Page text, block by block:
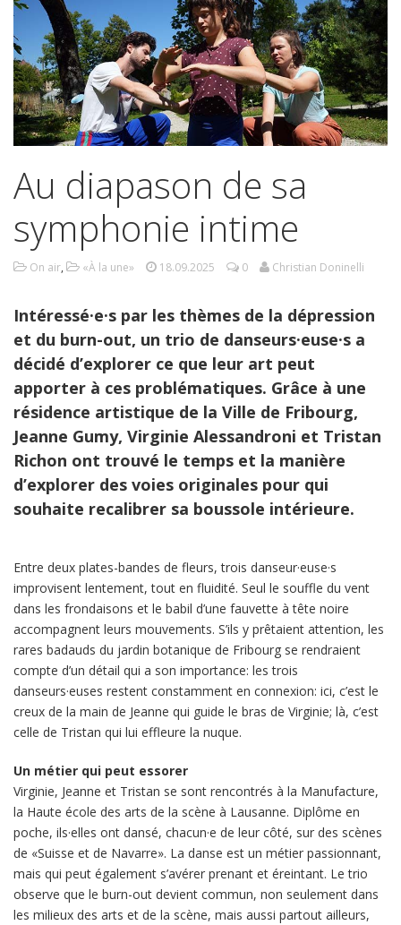
Au diapason de sa
symphonie intime
On air, «À la une» 18.09.2025 0 Christian Doninelli
Intéressé·e·s par les thèmes de la dépression
et du burn-out, un trio de danseurs·euse·s a
décidé d’explorer ce que leur art peut
apporter à ces problématiques. Grâce à une
résidence artistique de la Ville de Fribourg,
Jeanne Gumy, Virginie Alessandroni et Tristan
Richon ont trouvé le temps et la manière
d’explorer des voies originales pour qui
souhaite recalibrer sa boussole intérieure.
Entre deux plates-bandes de fleurs, trois danseur·euse·s
improvisent lentement, tout en fluidité. Seul le souffle du vent
dans les frondaisons et le babil d’une fauvette à tête noire
accompagnent leurs mouvements. S’ils y prêtaient attention, les
rares badauds du jardin botanique de Fribourg se rendraient
compte d’un détail qui a son importance: les trois
danseurs·euses restent constamment en connexion: ici, c’est le
creux de la main de Jeanne qui guide le bras de Virginie; là, c’est
celle de Tristan qui lui effleure la nuque.
Un métier qui peut essorer
Virginie, Jeanne et Tristan se sont rencontrés à la Manufacture,
la Haute école des arts de la scène à Lausanne. Diplôme en
poche, ils·elles ont dansé, chacun·e de leur côté, sur des scènes
de «Suisse et de Navarre». La danse est un métier passionnant,
mais qui peut également s’avérer prenant et éreintant. Le trio
observe que le burn-out devient commun, non seulement dans
les milieux des arts et de la scène, mais aussi partout ailleurs,